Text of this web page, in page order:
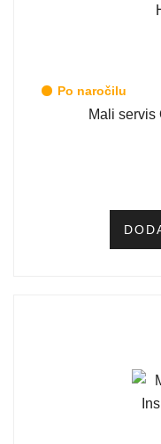
Po naročilu
Mali servis